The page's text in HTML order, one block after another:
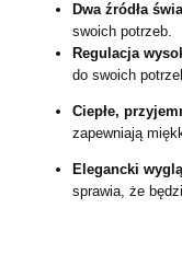
Dwa źródła
swoich potrzeb.
Regulacja
do swoich
Ciepłe,
zapewniają
Elegancki
sprawia, że